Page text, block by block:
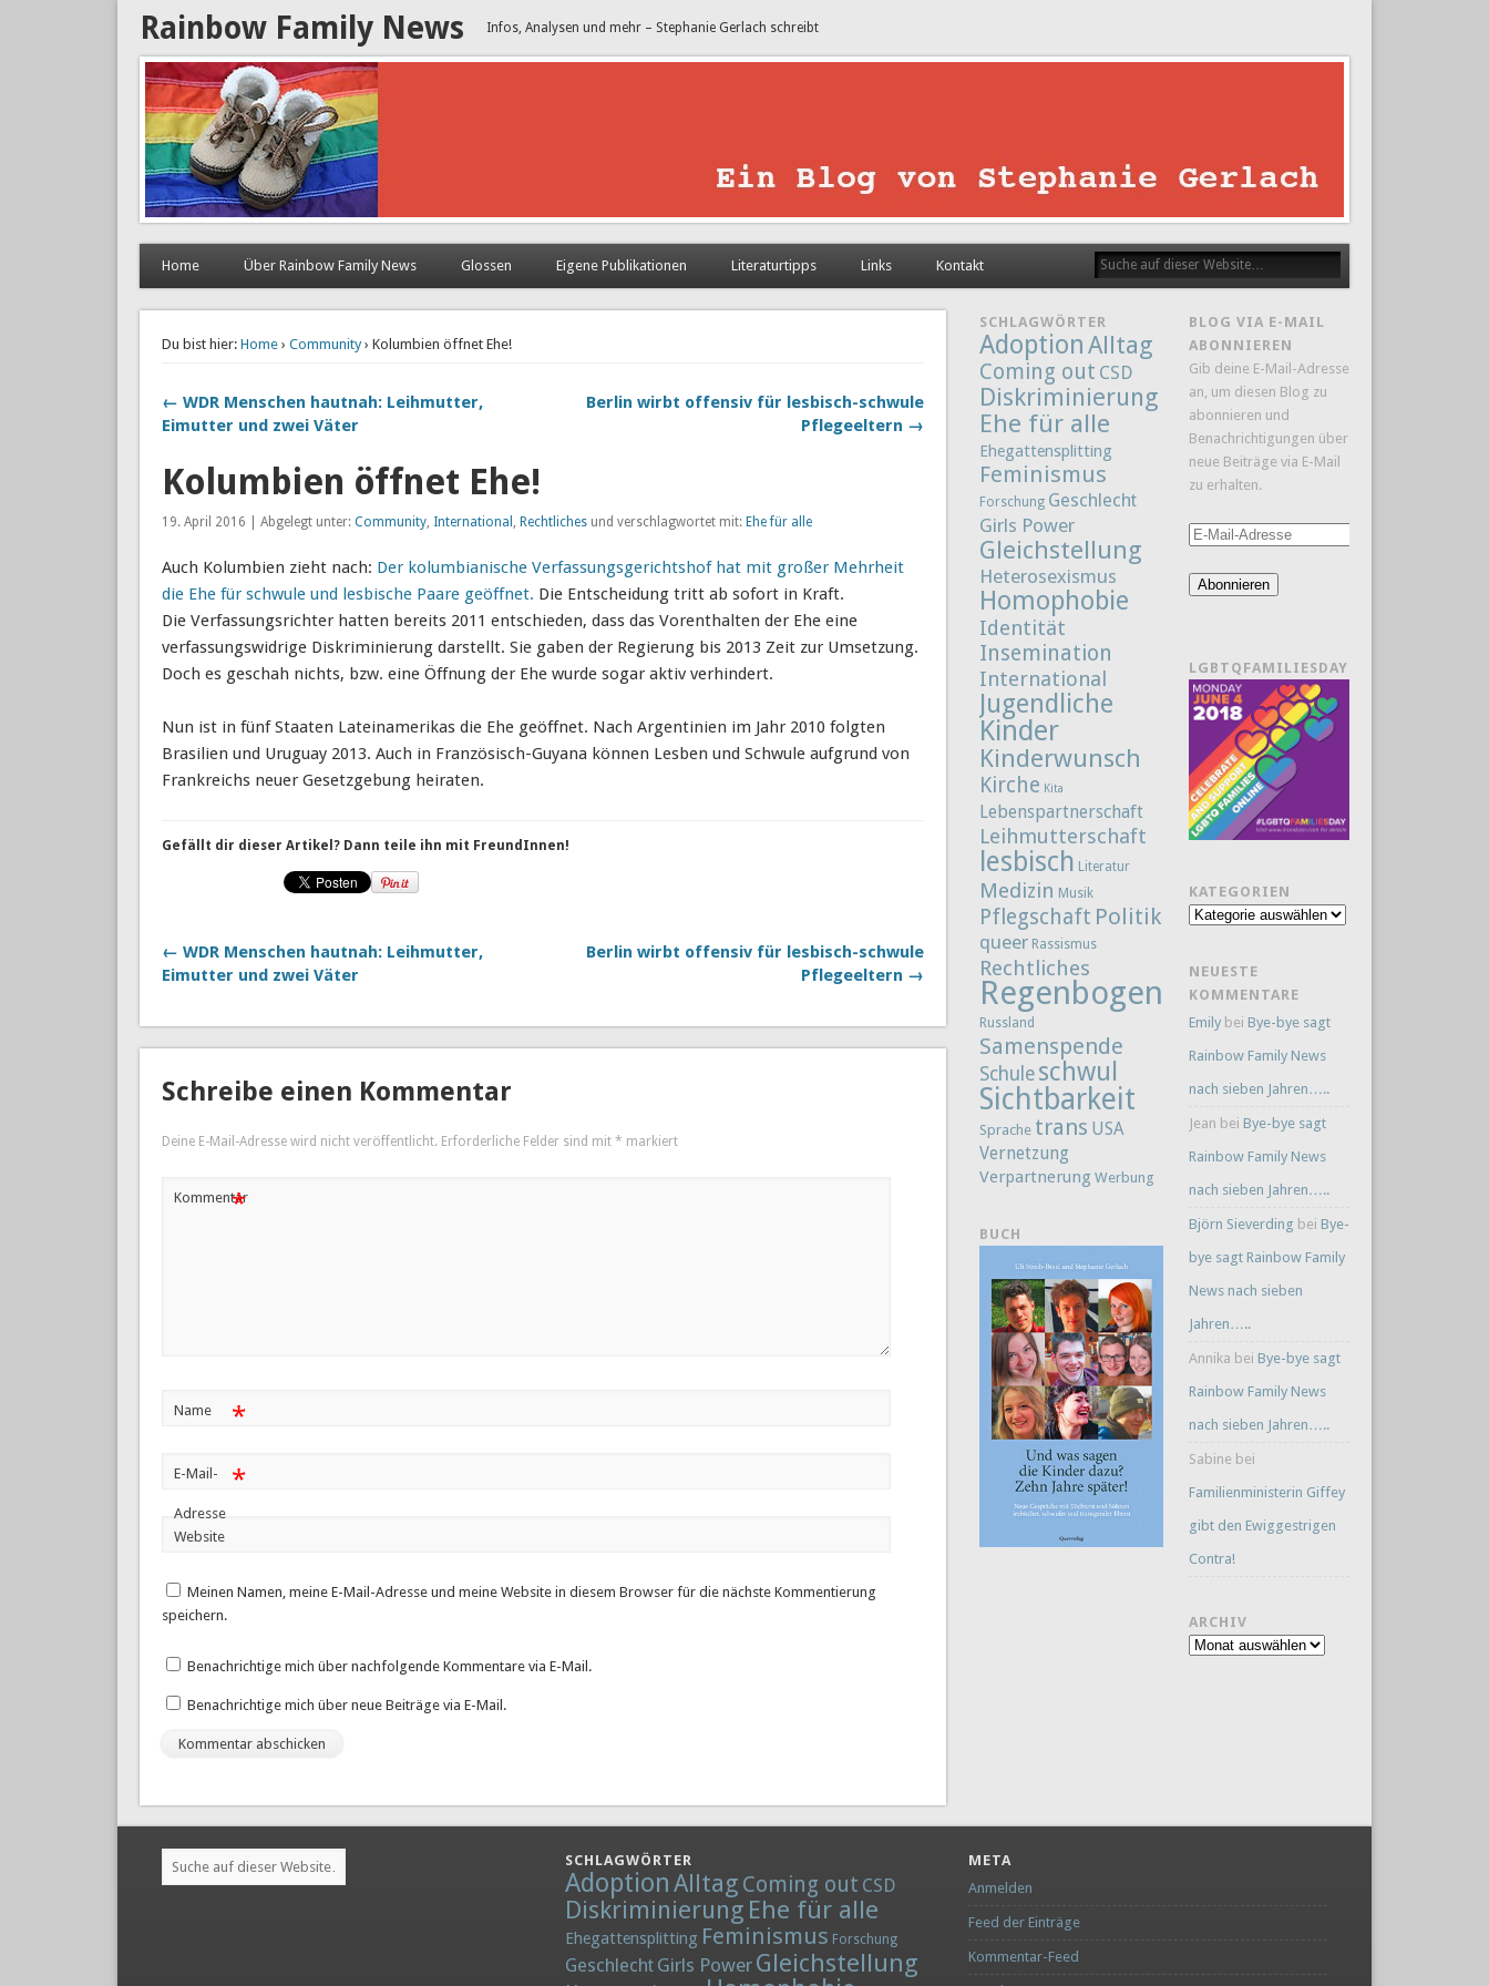
Rainbow Family News Infos, Analysen und mehr – Stephanie Gerlach schreibt
Home Über Rainbow Family News Glossen Eigene Publikationen Literaturtipps Links Kontakt
Du bist hier: Home› Community› Kolumbien öffnet Ehe!
← WDR Menschen hautnah: Leihmutter,
Eimutter und zwei Väter
Berlin wirbt offensiv für lesbisch-schwule
Pflegeeltern →
Kolumbien öffnet Ehe!
19. April 2016 | Abgelegt unter: Community, International , Rechtlichesund verschlagwortet mit: Ehe für alle
Auch Kolumbien zieht nach: Der kolumbianische Verfassungsgerichtshof hat mit großer Mehrheit
die Ehe für schwule und lesbische Paare geöffnet. Die Entscheidung tritt ab sofort in Kraft.
Die Verfassungsrichter hatten bereits 2011 entschieden, dass das Vorenthalten der Ehe eine
verfassungswidrige Diskriminierung darstellt. Sie gaben der Regierung bis 2013 Zeit zur Umsetzung.
Doch es geschah nichts, bzw. eine Öffnung der Ehe wurde sogar aktiv verhindert.
Nun ist in fünf Staaten Lateinamerikas die Ehe geöffnet. Nach Argentinien im Jahr 2010 folgten
Brasilien und Uruguay 2013. Auch in Französisch-Guyana können Lesben und Schwule aufgrund von
Frankreichs neuer Gesetzgebung heiraten.
Gefällt dir dieser Artikel? Dann teile ihn mit FreundInnen!
← WDR Menschen hautnah: Leihmutter,
Eimutter und zwei Väter
Berlin wirbt offensiv für lesbisch-schwule
Pflegeeltern →
Schreibe einen Kommentar
Deine E-Mail-Adresse wird nicht veröffentlicht. Erforderliche Felder sind mit * markiert
Kommentar
*
Name *
E-Mail-
Adresse
*
Website
Meinen Namen, meine E-Mail-Adresse und meine Website in diesem Browser für die nächste Kommentierung
speichern.
Benachrichtige mich über nachfolgende Kommentare via E-Mail.
Benachrichtige mich über neue Beiträge via E-Mail.
SCHLAGWÖRTER
AdoptionAlltag
Coming out CSD
Diskriminierung
Ehe für alle
Ehegattensplitting
Feminismus
Forschung Geschlecht
Girls Power
Gleichstellung
Heterosexismus
Homophobie
Identität
Insemination
International
Jugendliche
Kinder
Kinderwunsch
Kirche Kita
Lebenspartnerschaft
Leihmutterschaft
lesbisch Literatur
Medizin Musik
Pflegschaft Politik
queer Rassismus
Rechtliches
Regenbogenfamilie
Russland
Samenspende
Schule schwul
Sichtbarkeit
Sprache trans USA
Vernetzung
Verpartnerung Werbung
BUCH
BLOG VIA E-MAIL
ABONNIEREN
Gib deine E-Mail-Adresse
an, um diesen Blog zu
abonnieren und
Benachrichtigungen über
neue Beiträge via E-Mail
zu erhalten.
E-
Adresse
Abonnieren
LGBTQFAMILIESDAY
KATEGORIEN
Kategorien
NEUESTE
KOMMENTARE
Emilybei Bye-bye sagt
Rainbow Family News
nach sieben Jahren…..
Jean bei Bye-bye sagt
Rainbow Family News
nach sieben Jahren…..
Björn Sieverding bei Bye-
bye sagt Rainbow Family
News nach sieben
Jahren…..
Annika bei Bye-bye sagt
Rainbow Family News
nach sieben Jahren…..
Sabine bei
Familienministerin Giffey
gibt den Ewiggestrigen
Contra!
ARCHIV
Archiv
SCHLAGWÖRTER
AdoptionAlltag Coming out CSD
Diskriminierung Ehe für alle
Ehegattensplitting Feminismus Forschung
Geschlecht Girls Power Gleichstellung
META
Anmelden
Feed der Einträge
Kommentar-Feed